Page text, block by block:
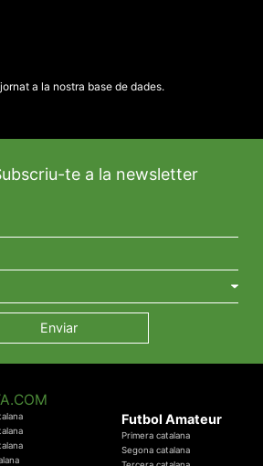
a la nostra base de dades.
te a la newsletter
Futbol Amateur
Primera catalana
Segona catalana